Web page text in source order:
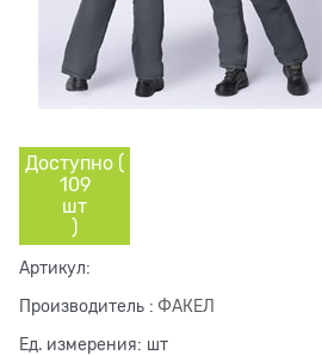
Доступно (
109
шт
)
Артикул:
Производитель : ФАКЕЛ
Ед. измерения: шт